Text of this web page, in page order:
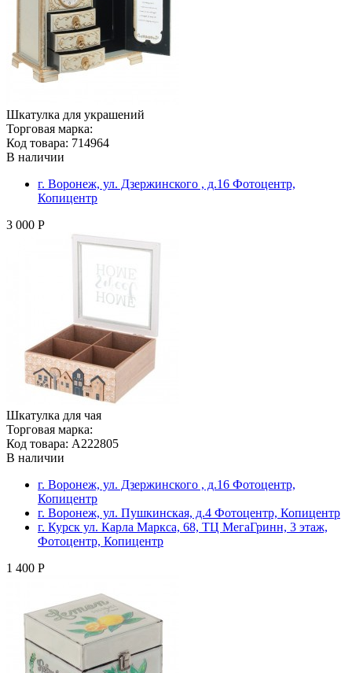
Шкатулка для украшений
Торговая марка:
Код товара: 714964
В наличии
г. Воронеж, ул. Дзержинского , д.16 Фотоцентр,
Копицентр
3 000 Р
Шкатулка для чая
Торговая марка:
Код товара: A222805
В наличии
г. Воронеж, ул. Дзержинского , д.16 Фотоцентр,
Копицентр
г. Воронеж, ул. Пушкинская, д.4 Фотоцентр, Копицентр
г. Курск ул. Карла Маркса, 68, ТЦ МегаГринн, 3 этаж,
Фотоцентр, Копицентр
1 400 Р